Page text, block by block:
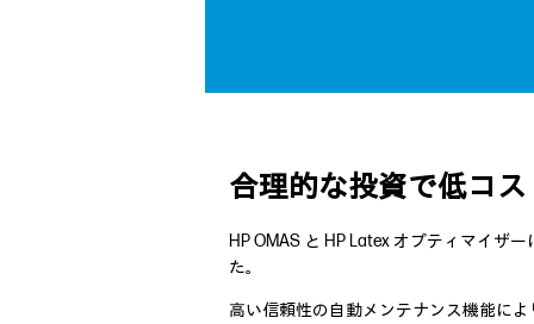
合理的な投資で低コ
HP OMAS と HP Latex オプティマイザ
た。
高い信頼性の自動メンテナンス機能に